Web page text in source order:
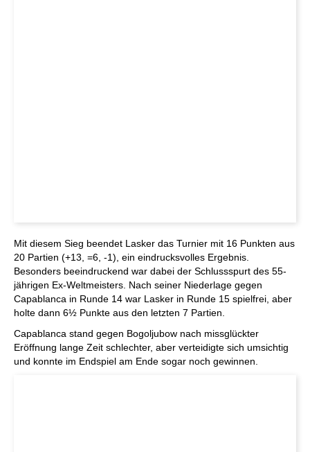
Mit diesem Sieg beendet Lasker das Turnier mit 16 Punkten aus
20 Partien (+13, =6, -1), ein eindrucksvolles Ergebnis.
Besonders beeindruckend war dabei der Schlussspurt des 55-
jährigen Ex-Weltmeisters. Nach seiner Niederlage gegen
Capablanca in Runde 14 war Lasker in Runde 15 spielfrei, aber
holte dann 6½ Punkte aus den letzten 7 Partien.
Capablanca stand gegen Bogoljubow nach missglückter
Eröffnung lange Zeit schlechter, aber verteidigte sich umsichtig
und konnte im Endspiel am Ende sogar noch gewinnen.